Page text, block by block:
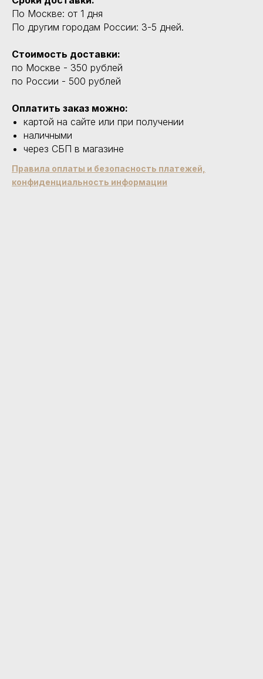
По Москве: от 1 дня
По другим городам России: 3-5 дней.
Стоимость доставки:
по Москве - 350 рублей
по России - 500 рублей
Оплатить заказ можно:
картой на сайте или при получении
наличными
через СБП в магазине
Правила оплаты и безопасность платежей,
конфиденциальность информации